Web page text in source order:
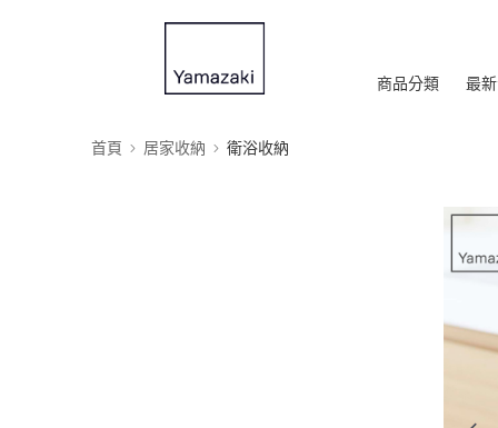
商品分類 最
首頁 居家收納 衛浴收納